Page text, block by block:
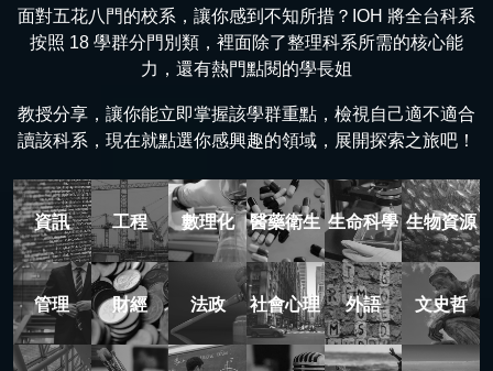
面對五花八門的校系，讓你感到不知所措？IOH 將全台科系
按照 18 學群分門別類，裡面除了整理科系所需的核心能
力，還有熱門點閱的學長姐
教授分享，讓你能立即掌握該學群重點，檢視自己適不適合
讀該科系，現在就點選你感興趣的領域，展開探索之旅吧！
資訊 工程 數理化 醫藥衛生 生命科學 生物資源
管理 財經 法政 社會心理 外語 文史哲